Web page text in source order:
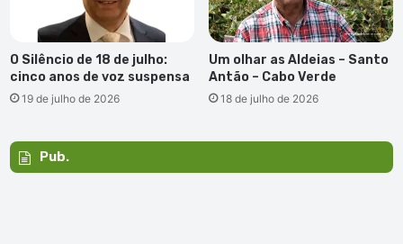
O Silêncio de 18 de julho:
cinco anos de voz suspensa
19 de julho de 2026
Um olhar as Aldeias – Santo
Antão – Cabo Verde
18 de julho de 2026
Pub.